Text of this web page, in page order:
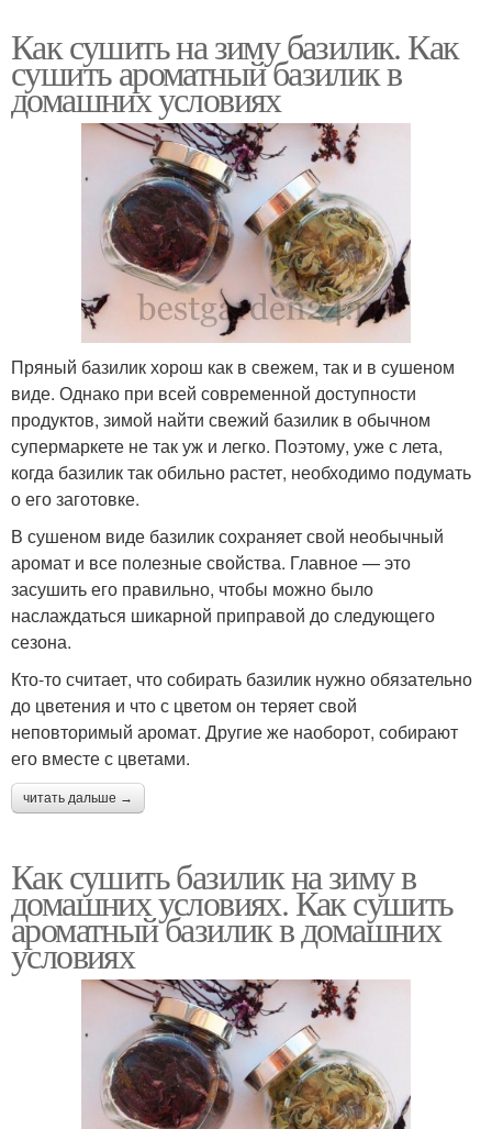
Как сушить на зиму базилик. Как
сушить ароматный базилик в
домашних условиях
Пряный базилик хорош как в свежем, так и в сушеном
виде. Однако при всей современной доступности
продуктов, зимой найти свежий базилик в обычном
супермаркете не так уж и легко. Поэтому, уже с лета,
когда базилик так обильно растет, необходимо подумать
о его заготовке.
В сушеном виде базилик сохраняет свой необычный
аромат и все полезные свойства. Главное — это
засушить его правильно, чтобы можно было
наслаждаться шикарной приправой до следующего
сезона.
Кто-то считает, что собирать базилик нужно обязательно
до цветения и что с цветом он теряет свой
неповторимый аромат. Другие же наоборот, собирают
его вместе с цветами.
читать дальше →
Как сушить базилик на зиму в
домашних условиях. Как сушить
ароматный базилик в домашних
условиях